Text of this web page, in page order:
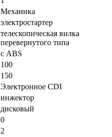
Механика
электростартер
телескопическая вилка
перевернутого типа
с ABS
100
150
Электронное CDI
инжектор
дисковый
0
2